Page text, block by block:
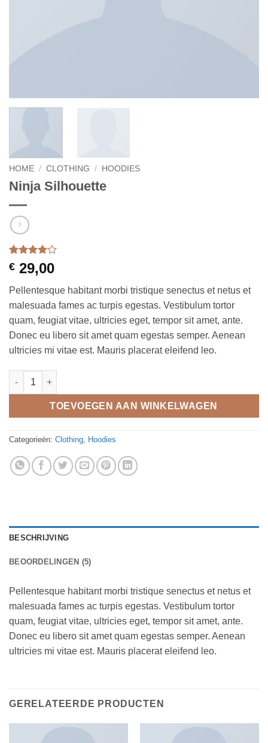
HOME / CLOTHING / HOODIES
Ninja Silhouette
Waardering
4op 5
op
5
klantbeoordelingen
€ 29,00
Pellentesque habitant morbi tristique senectus et netus et
malesuada fames ac turpis egestas. Vestibulum tortor
quam, feugiat vitae, ultricies eget, tempor sit amet, ante.
Donec eu libero sit amet quam egestas semper. Aenean
ultricies mi vitae est. Mauris placerat eleifend leo.
Ninja Silhouette aantal
TOEVOEGEN AAN WINKELWAGEN
Categorieën: Clothing Hoodies
BESCHRIJVING
BEOORDELINGEN (5)
Pellentesque habitant morbi tristique senectus et netus et
malesuada fames ac turpis egestas. Vestibulum tortor
quam, feugiat vitae, ultricies eget, tempor sit amet, ante.
Donec eu libero sit amet quam egestas semper. Aenean
ultricies mi vitae est. Mauris placerat eleifend leo.
GERELATEERDE PRODUCTEN